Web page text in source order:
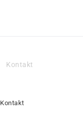
Kontakt
Kontakt